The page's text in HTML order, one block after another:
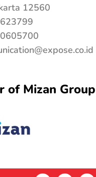
12560
of Mizan Group